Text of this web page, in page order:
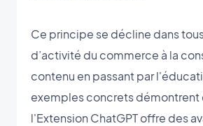
Ce principe se décline dans
d’activité du commerce à la
contenu en passant par
exemples concrets
l'Extension ChatGPT offre des